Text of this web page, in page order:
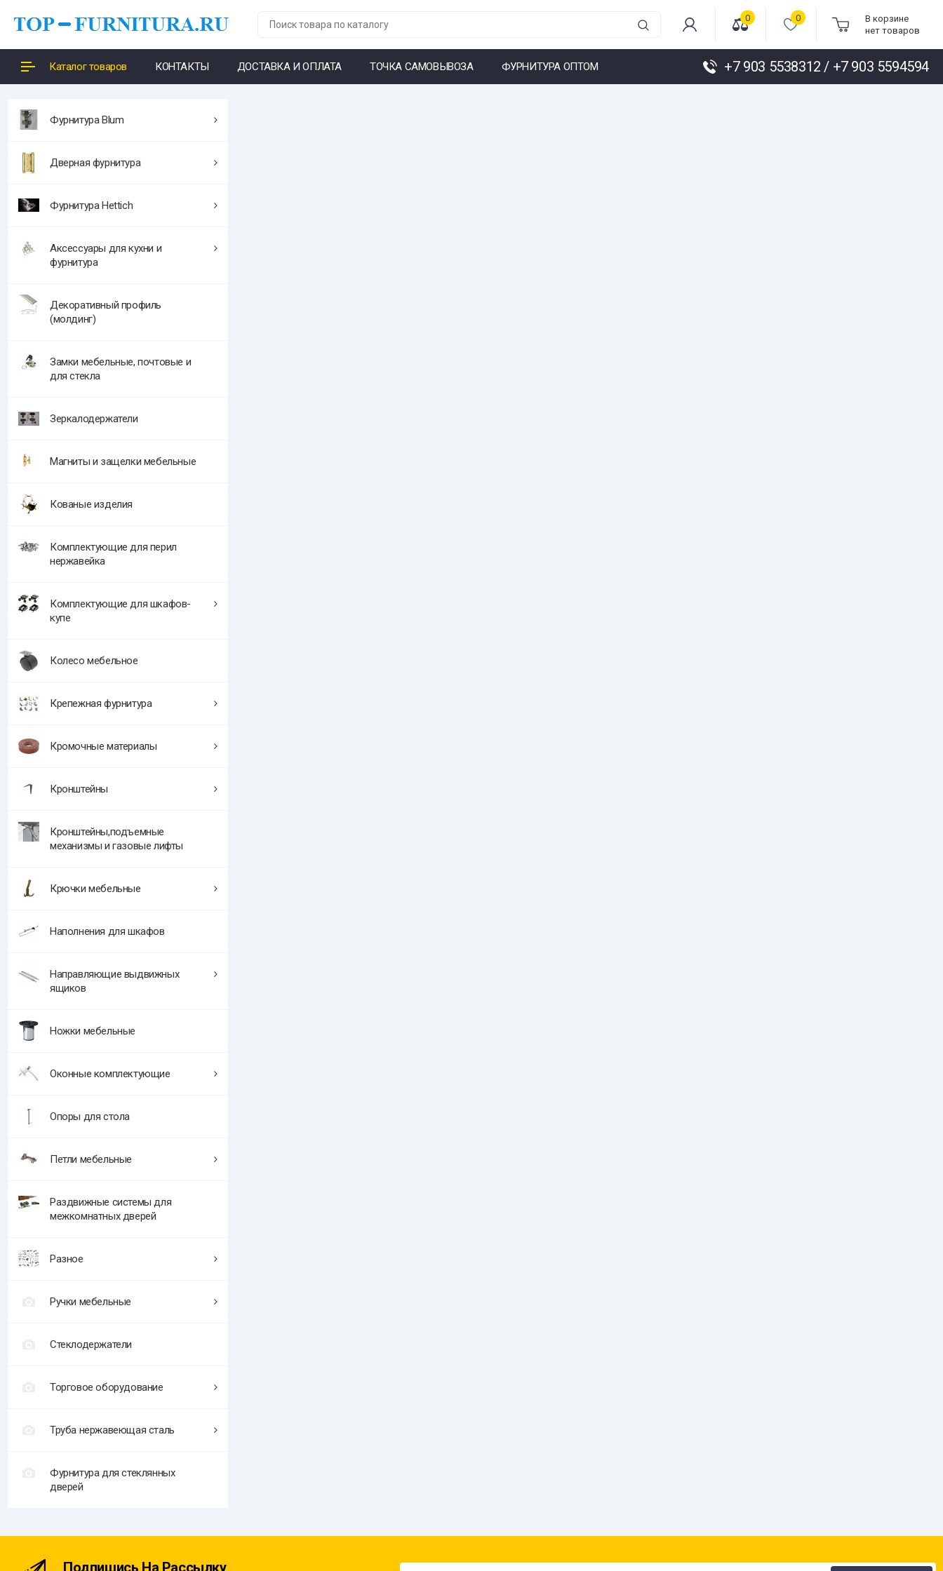
0 0
В корзине
нет товаров
Каталог товаров КОНТАКТЫ ДОСТАВКА И ОПЛАТА ТОЧКА САМОВЫВОЗА ФУРНИТУРА ОПТОМ +7 903 5538312 / +7 903 5594594
Фурнитура Blum
Дверная фурнитура
Фурнитура Hettich
Аксессуары для кухни и
фурнитура
Декоративный профиль
(молдинг)
Замки мебельные, почтовые и
для стекла
Зеркалодержатели
Магниты и защелки мебельные
Кованые изделия
Комплектующие для перил
нержавейка
Комплектующие для шкафов-
купе
Колесо мебельное
Крепежная фурнитура
Кромочные материалы
Кронштейны
Кронштейны,подъемные
механизмы и газовые лифты
Крючки мебельные
Наполнения для шкафов
Направляющие выдвижных
ящиков
Ножки мебельные
Оконные комплектующие
Опоры для стола
Петли мебельные
Раздвижные системы для
межкомнатных дверей
Разное
Ручки мебельные
Стеклодержатели
Торговое оборудование
Труба нержавеющая сталь
Фурнитура для стеклянных
дверей
Подпишись На Рассылку